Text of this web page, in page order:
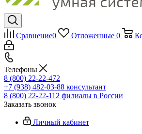
Сравнение0 Отложенные 0
Телефоны
8 (800) 22-22-472
+7 (938) 482-03-88 консультант
8 (800) 22-22-112 филиалы в России
Заказать звонок
Личный кабинет